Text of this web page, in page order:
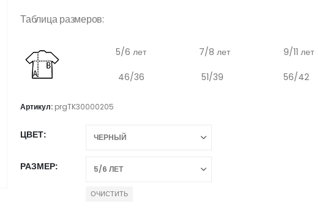
Таблица размеров:
5/6 лет 7/8 лет 9/11 лет
46/36 51/39 56/42
Артикул: prgTK30000205
ЦВЕТ
РАЗМЕР
ОЧИСТИТЬ